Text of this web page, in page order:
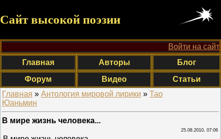
Сайт высокой поэзии
Войти на сайт
Главная
Авторы
Блог
Форум
Видео
Статьи
Главная » Антология мировой лирики » Тао
Юаньмин
В мире жизнь человека...
25.08.2010, 07:06